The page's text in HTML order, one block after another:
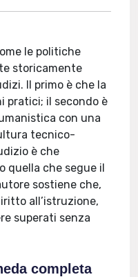
le politiche
storicamente
Il primo è che la
pratici; il secondo è
con una
tecnico-
è che
quella che segue il
sostiene che,
all’istruzione,
superati senza
completa